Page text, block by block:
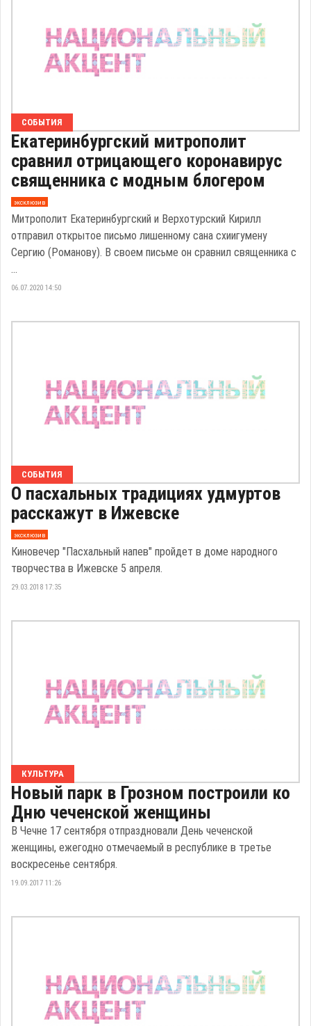
СОБЫТИЯ
Екатеринбургский митрополит
сравнил отрицающего коронавирус
священника с модным блогером
эксклюзив
Митрополит Екатеринбургский и Верхотурский Кирилл
отправил открытое письмо лишенному сана схиигумену
Сергию (Романову). В своем письме он сравнил священника с
...
06.07.2020 14:50
СОБЫТИЯ
О пасхальных традициях удмуртов
расскажут в Ижевске
эксклюзив
Киновечер "Пасхальный напев" пройдет в доме народного
творчества в Ижевске 5 апреля.
29.03.2018 17:35
КУЛЬТУРА
Новый парк в Грозном построили ко
Дню чеченской женщины
В Чечне 17 сентября отпраздновали День чеченской
женщины, ежегодно отмечаемый в республике в третье
воскресенье сентября.
19.09.2017 11:26